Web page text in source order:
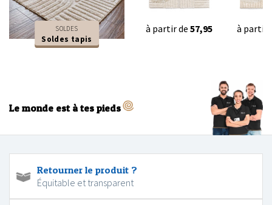
SOLDES
Soldes tapis
à partir de 57,95 à partir
Le monde est à tes pieds
Retourner le produit ?
Équitable et transparent